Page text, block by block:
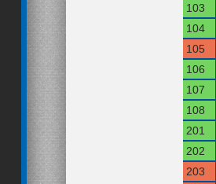
103
104
105
106
107
108
201
202
203